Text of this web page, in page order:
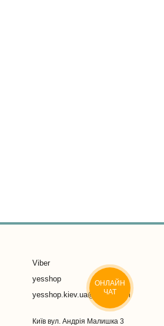
Viber
yesshop
yesshop.kiev.ua@gmail.com
Київ вул. Андрія Малишка 3
ОНЛАЙН
ЧАТ